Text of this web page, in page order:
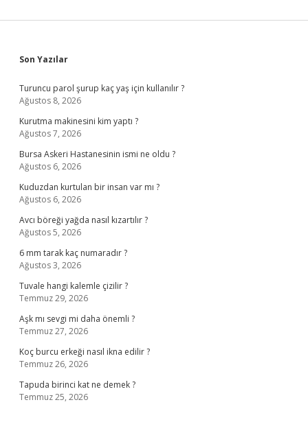
Sidebar
Son Yazılar
Turuncu parol şurup kaç yaş için kullanılır ?
Ağustos 8, 2026
Kurutma makinesini kim yaptı ?
Ağustos 7, 2026
Bursa Askeri Hastanesinin ismi ne oldu ?
Ağustos 6, 2026
Kuduzdan kurtulan bir insan var mı ?
Ağustos 6, 2026
Avcı böreği yağda nasıl kızartılır ?
Ağustos 5, 2026
6 mm tarak kaç numaradır ?
Ağustos 3, 2026
Tuvale hangi kalemle çizilir ?
Temmuz 29, 2026
Aşk mı sevgi mi daha önemli ?
Temmuz 27, 2026
Koç burcu erkeği nasıl ikna edilir ?
Temmuz 26, 2026
Tapuda birinci kat ne demek ?
Temmuz 25, 2026